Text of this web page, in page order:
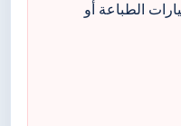
الطباعة أو